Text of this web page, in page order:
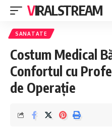
VIRALSTREAM
SANATATE
Costum Medical
Confortul cu
de Operație